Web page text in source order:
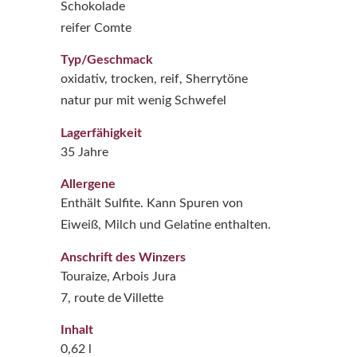
Schokolade
reifer Comte
Typ/Geschmack
oxidativ, trocken, reif, Sherrytöne
natur pur mit wenig Schwefel
Lagerfähigkeit
35 Jahre
Allergene
Enthält Sulfite. Kann Spuren von
Eiweiß, Milch und Gelatine enthalten.
Anschrift des Winzers
Touraize, Arbois Jura
7, route de Villette
Inhalt
0,62 l